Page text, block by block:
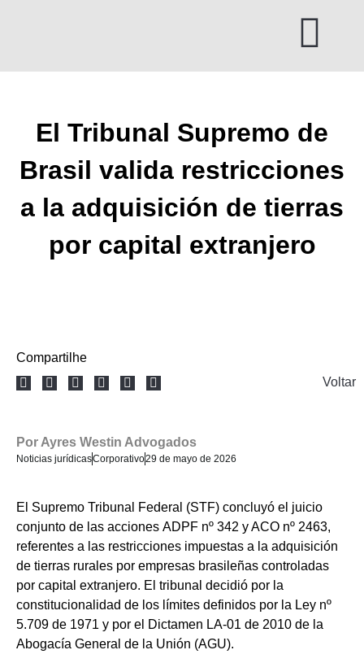
El Tribunal Supremo de
Brasil valida restricciones
a la adquisición de tierras
por capital extranjero
Compartilhe
Voltar
Por Ayres Westin Advogados
Noticias jurídicasCorporativo29 de mayo de 2026
El Supremo Tribunal Federal (STF) concluyó el juicio
conjunto de las acciones ADPF nº 342 y ACO nº 2463,
referentes a las restricciones impuestas a la adquisición
de tierras rurales por empresas brasileñas controladas
por capital extranjero. El tribunal decidió por la
constitucionalidad de los límites definidos por la Ley nº
5.709 de 1971 y por el Dictamen LA-01 de 2010 de la
Abogacía General de la Unión (AGU).